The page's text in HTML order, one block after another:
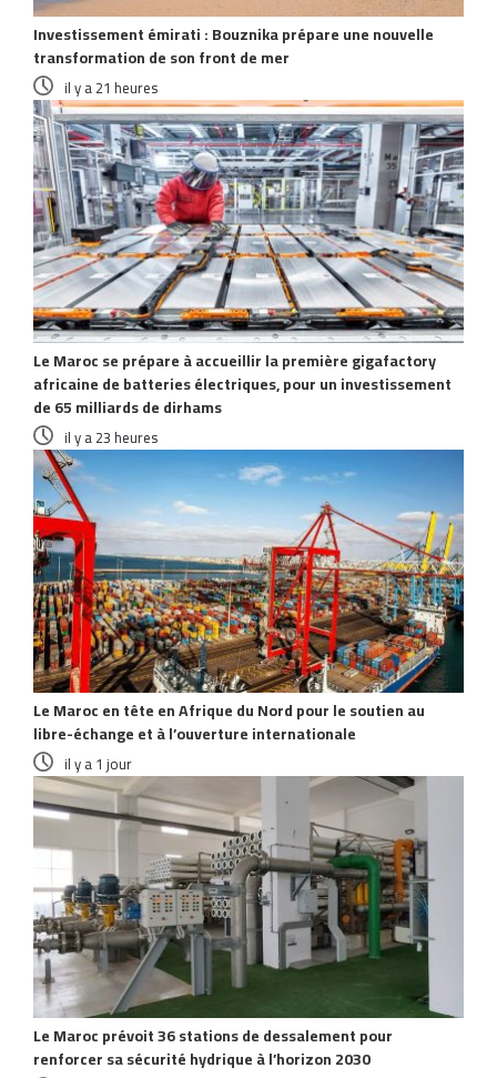
Investissement émirati : Bouznika prépare une nouvelle
transformation de son front de mer
il y a 21 heures
Le Maroc se prépare à accueillir la première gigafactory
africaine de batteries électriques, pour un investissement
de 65 milliards de dirhams
il y a 23 heures
Le Maroc en tête en Afrique du Nord pour le soutien au
libre-échange et à l’ouverture internationale
il y a 1 jour
Le Maroc prévoit 36 stations de dessalement pour
renforcer sa sécurité hydrique à l’horizon 2030